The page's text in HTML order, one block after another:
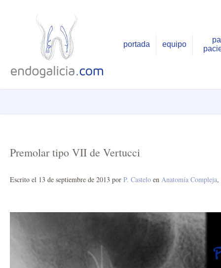
portada equipo
Premolar tipo VII de Vertucci
Escrito el 13 de septiembre de 2013 por P. Castelo en Anatomía Compleja,